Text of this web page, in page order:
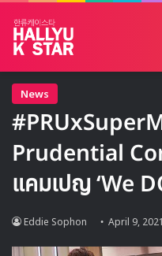
News
Prudential
แคมเปญ ‘We
Eddie Sophon April 9, 2021